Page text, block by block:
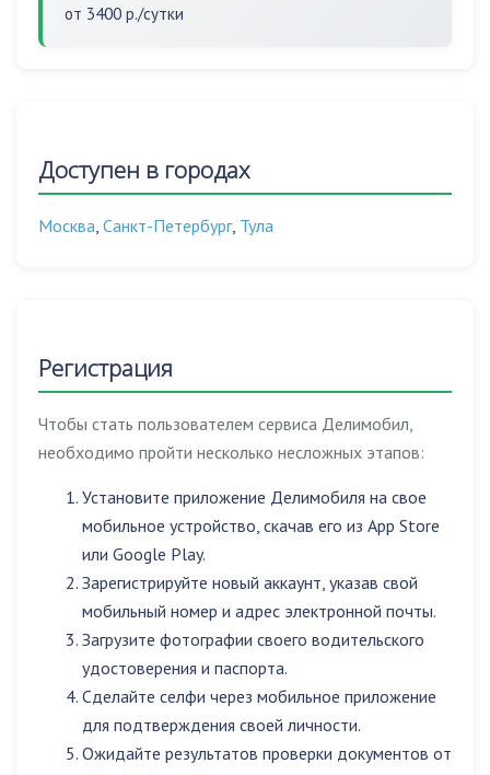
от 3400 р./сутки
Доступен в городах
Москва, Санкт-Петербург, Тула
Регистрация
Чтобы стать пользователем сервиса Делимобил,
необходимо пройти несколько несложных этапов:
Установите приложение Делимобиля на свое
мобильное устройство, скачав его из App Store
или Google Play.
Зарегистрируйте новый аккаунт, указав свой
мобильный номер и адрес электронной почты.
Загрузите фотографии своего водительского
удостоверения и паспорта.
Сделайте селфи через мобильное приложение
для подтверждения своей личности.
Ожидайте результатов проверки документов от